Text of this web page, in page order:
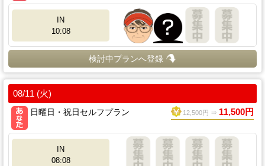
IN
10:08
検討中プランへ登録
08/11 (火)
日曜日・祝日セルフプラン
12,500円 ⇒ 11,500円
IN
08:08